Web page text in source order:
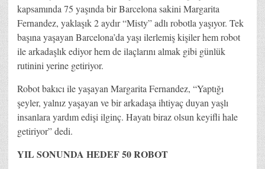
kapsamında 75 yaşında bir Barcelona sakini Margarita
Fernandez, yaklaşık 2 aydır “Misty” adlı robotla yaşıyor. Tek
başına yaşayan Barcelona’da yaşı ilerlemiş kişiler hem robot
ile arkadaşlık ediyor hem de ilaçlarını almak gibi günlük
rutinini yerine getiriyor.
Robot bakıcı ile yaşayan Margarita Fernandez, “Yaptığı
şeyler, yalnız yaşayan ve bir arkadaşa ihtiyaç duyan yaşlı
insanlara yardım edişi ilginç. Hayatı biraz olsun keyifli hale
getiriyor” dedi.
YIL SONUNDA HEDEF 50 ROBOT